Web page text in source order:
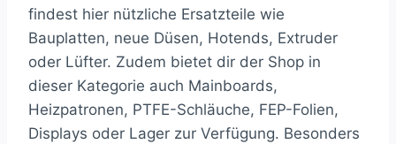
findest hier nützliche Ersatzteile wie
Bauplatten, neue Düsen, Hotends, Extruder
oder Lüfter. Zudem bietet dir der Shop in
dieser Kategorie auch Mainboards,
Heizpatronen, PTFE-Schläuche, FEP-Folien,
Displays oder Lager zur Verfügung. Besonders